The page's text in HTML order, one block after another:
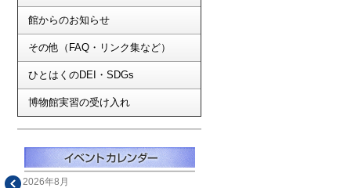
館からのお知らせ
その他（FAQ・リンク集など）
ひとはくのDEI・SDGs
博物館実習の受け入れ
2026年8月